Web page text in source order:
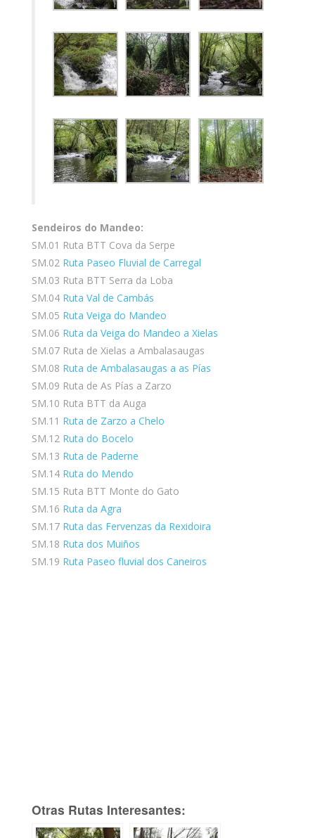
Sendeiros do Mandeo:
SM.01 Ruta BTT Cova da Serpe
SM.02 Ruta Paseo Fluvial de Carregal
SM.03 Ruta BTT Serra da Loba
SM.04 Ruta Val de Cambás
SM.05 Ruta Veiga do Mandeo
SM.06 Ruta da Veiga do Mandeo a Xielas
SM.07 Ruta de Xielas a Ambalasaugas
SM.08 Ruta de Ambalasaugas a as Pías
SM.09 Ruta de As Pías a Zarzo
SM.10 Ruta BTT da Auga
SM.11 Ruta de Zarzo a Chelo
SM.12 Ruta do Bocelo
SM.13 Ruta de Paderne
SM.14 Ruta do Mendo
SM.15 Ruta BTT Monte do Gato
SM.16 Ruta da Agra
SM.17 Ruta das Fervenzas da Rexidoira
SM.18 Ruta dos Muiños
SM.19 Ruta Paseo fluvial dos Caneiros
Otras Rutas Interesantes: